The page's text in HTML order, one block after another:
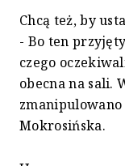
Chcą też, by
- Bo ten
czego
obecna na sali.
zmanipulowano
Mokrosińska.